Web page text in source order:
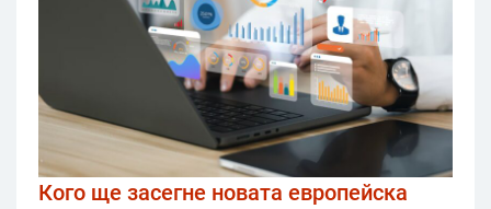
Кого ще засегне новата европейска